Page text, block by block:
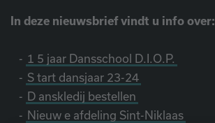
In deze nieuwsbrief vindt u info over:
- 1 5 jaar Dansschool D.I.O.P.
- S tart dansjaar 23-24
- D anskledij bestellen
- Nieuw e afdeling Sint-Niklaas